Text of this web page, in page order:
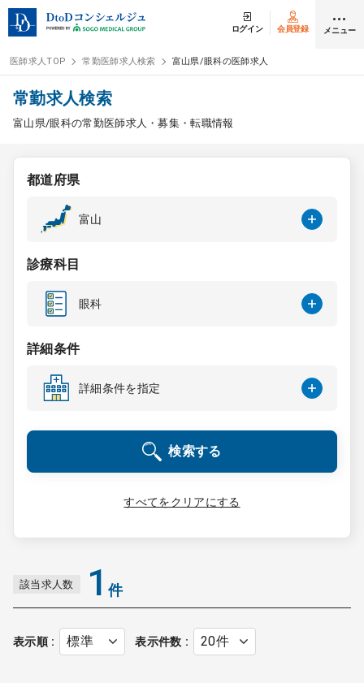
ログイン 会員登録 メニュー
ログイン
医師求人
常勤検索
スポット検索
DtoDの転職・
コンサルタント
成功事例
転職ノウハウ
受付時間 9:00 ～ 18:00（平日）
0120-337-613
クリニック開業
医師求人TOP 常勤医師求人検索 富山県/眼科の医師求人
常勤求人検索
富山県/眼科の常勤医師求人・募集・転職情報
都道府県
富山
診療科目
眼科
詳細条件
詳細条件を指定
検索する
すべてをクリアにする
該当求人数 1 件
表示順 表示件数